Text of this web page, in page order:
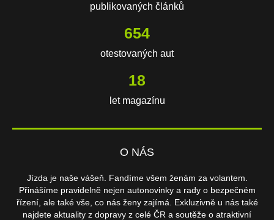
publikovaných článků
654
otestovaných aut
18
let magazínu
O NÁS
Jízda je naše vášeň. Fandíme všem ženám za volantem.
Přinášíme pravidelně nejen autonovinky a rady o bezpečném
řízení, ale také vše, co nás ženy zajímá. Exkluzivně u nás také
najdete aktuality z dopravy z celé ČR a soutěže o atraktivní